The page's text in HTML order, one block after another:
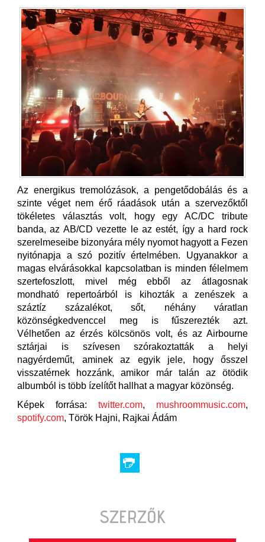
Az energikus tremolózások, a pengetődobálás és a
szinte véget nem érő ráadások után a szervezőktől
tökéletes választás volt, hogy egy AC/DC tribute
banda, az AB/CD vezette le az estét, így a hard rock
szerelmeseibe bizonyára mély nyomot hagyott a Fezen
nyitónapja a szó pozitív értelmében. Ugyanakkor a
magas elvárásokkal kapcsolatban is minden félelmem
szertefoszlott, mivel még ebből az átlagosnak
mondható repertoárból is kihozták a zenészek a
száztíz százalékot, sőt, néhány váratlan
közönségkedvenccel meg is fűszerezték azt.
Vélhetően az érzés kölcsönös volt, és az Airbourne
sztárjai is szívesen szórakoztatták a helyi
nagyérdeműt, aminek az egyik jele, hogy ősszel
visszatérnek hozzánk, amikor már talán az ötödik
albumból is több ízelítőt hallhat a magyar közönség.
Képek forrása: twitter.com, mushroommusic.com,
spotify.com, Török Hajni, Rajkai Ádám
SZERZŐK